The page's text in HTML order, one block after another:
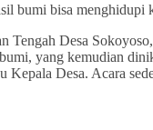
bumi bisa menghidupi
Tengah Desa
yang kemudian
Desa. Acara